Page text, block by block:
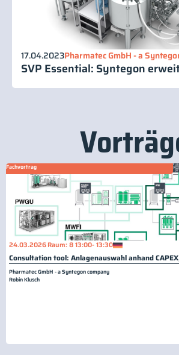
17.04.2023Pharmatec GmbH - a
SVP Essential: Syntegon
Fachvortrag
24.03.2026Raum: 813:00- 13:30
Consultation tool: Anlagenauswahl anhand
Pharmatec GmbH - a Syntegon company
Robin Klusch